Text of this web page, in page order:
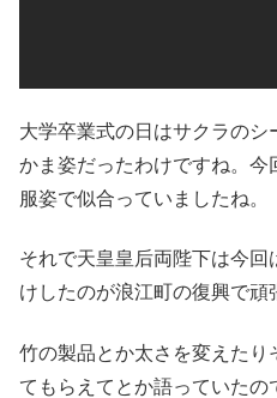
大学卒業式の日はサクラの
かま姿だったわけですね。
服姿で似合っていましたね。
それで天皇皇后両陛下は今
けしたのが浪江町の復興で頑
竹の製品とか太さを変えた
てもらえてとか語っていた